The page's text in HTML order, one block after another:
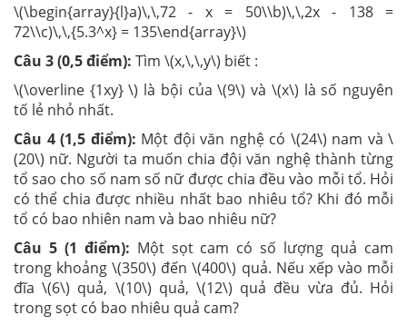
\(\begin{array}{l}a)\,\,72 - x = 50\\b)\,\,2x - 138 =
72\\c)\,\,{5.3^x} = 135\end{array}\)
Câu 3 (0,5 điểm): Tìm \(x,\,\,y\) biết :
\(\overline {1xy} \) là bội của \(9\) và \(x\) là số nguyên
tố lẻ nhỏ nhất.
Câu 4 (1,5 điểm): Một đội văn nghệ có \(24\) nam và \
(20\) nữ. Người ta muốn chia đội văn nghệ thành từng
tổ sao cho số nam số nữ được chia đều vào mỗi tổ. Hỏi
có thể chia được nhiều nhất bao nhiêu tổ? Khi đó mỗi
tổ có bao nhiên nam và bao nhiêu nữ?
Câu 5 (1 điểm): Một sọt cam có số lượng quả cam
trong khoảng \(350\) đến \(400\) quả. Nếu xếp vào mỗi
đĩa \(6\) quả, \(10\) quả, \(12\) quả đều vừa đủ. Hỏi
trong sọt có bao nhiêu quả cam?